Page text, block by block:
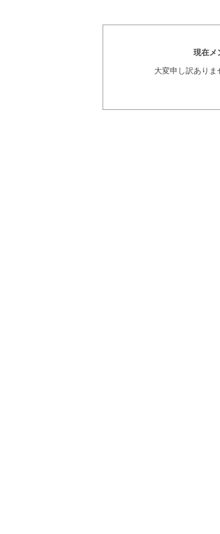
現在メ
大変申し訳あり